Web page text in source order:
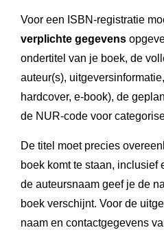
Voor een ISBN-registratie
verplichte gegevens
ondertitel van je boek, de
auteur(s),
hardcover, e-book), de
de NUR-code voor
De titel moet precies
boek komt te staan, inclusief
de auteursnaam geef je de
boek verschijnt. Voor de
naam en contactgegevens